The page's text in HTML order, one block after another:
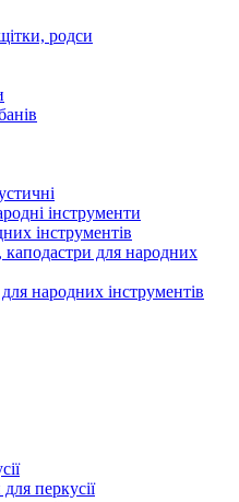
родси
інструменти
інструментів
для народних
народних інструментів
перкусії